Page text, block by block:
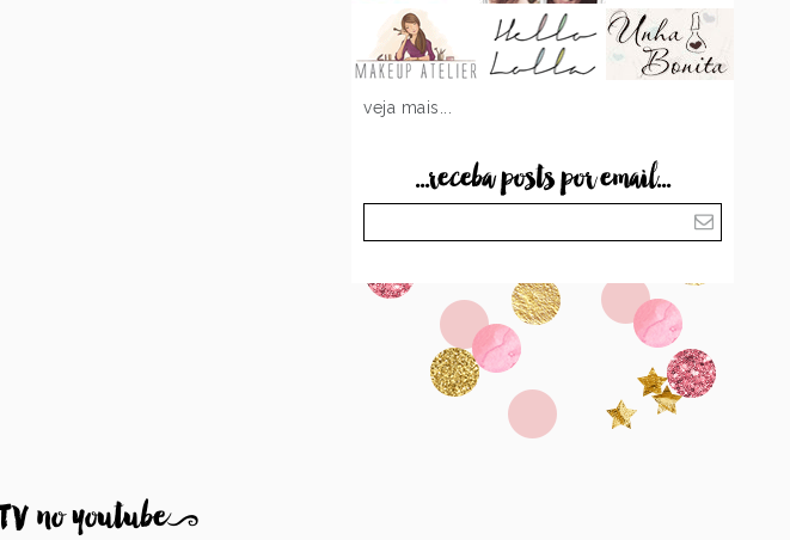
veja mais...
...receba posts por email...
no youtube9